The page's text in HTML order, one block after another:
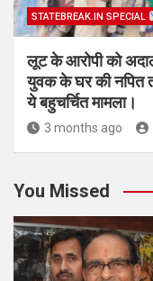
STATEBREAK.IN SPECIAL
लूट के आरोपी को
युवक के घर की नपित
ये बहुचर्चित मामला।
3 months ago
You Missed